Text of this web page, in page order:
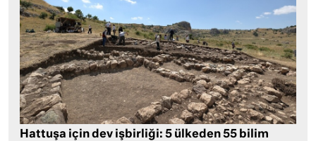
Hattuşa için dev işbirliği: 5 ülkeden 55 bilim